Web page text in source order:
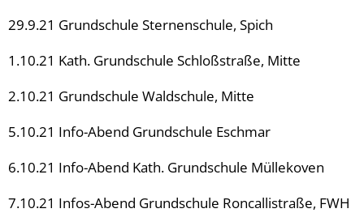
29.9.21 Grundschule Sternenschule, Spich
1.10.21 Kath. Grundschule Schloßstraße, Mitte
2.10.21 Grundschule Waldschule, Mitte
5.10.21 Info-Abend Grundschule Eschmar
6.10.21 Info-Abend Kath. Grundschule Müllekoven
7.10.21 Infos-Abend Grundschule Roncallistraße, FWH